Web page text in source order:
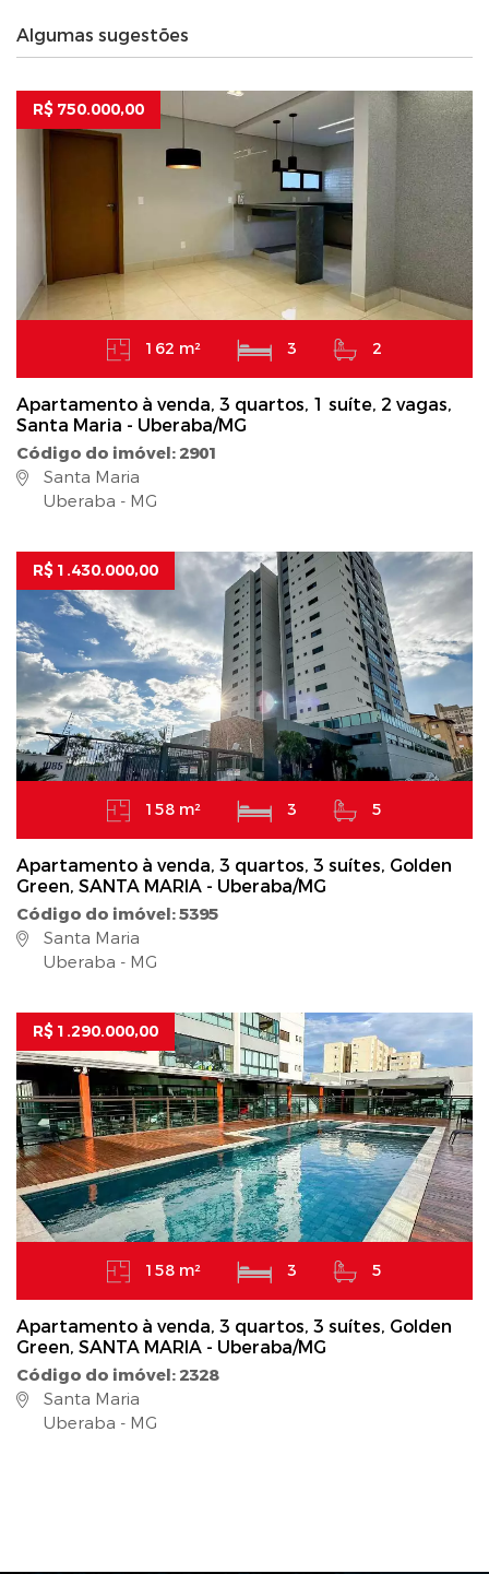
Algumas sugestões
R$ 750.000,00
162 m² 3 2
Apartamento à venda, 3 quartos, 1 suíte, 2 vagas,
Santa Maria - Uberaba/MG
Código do imóvel: 2901
Santa Maria
Uberaba - MG
R$ 1.430.000,00
158 m² 3 5
Apartamento à venda, 3 quartos, 3 suítes, Golden
Green, SANTA MARIA - Uberaba/MG
Código do imóvel: 5395
Santa Maria
Uberaba - MG
R$ 1.290.000,00
158 m² 3 5
Apartamento à venda, 3 quartos, 3 suítes, Golden
Green, SANTA MARIA - Uberaba/MG
Código do imóvel: 2328
Santa Maria
Uberaba - MG